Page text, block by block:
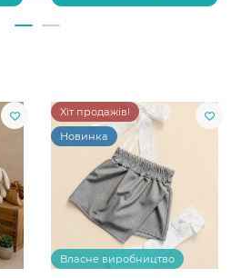
Хіт продажів!
Новинка
Власне виробництво